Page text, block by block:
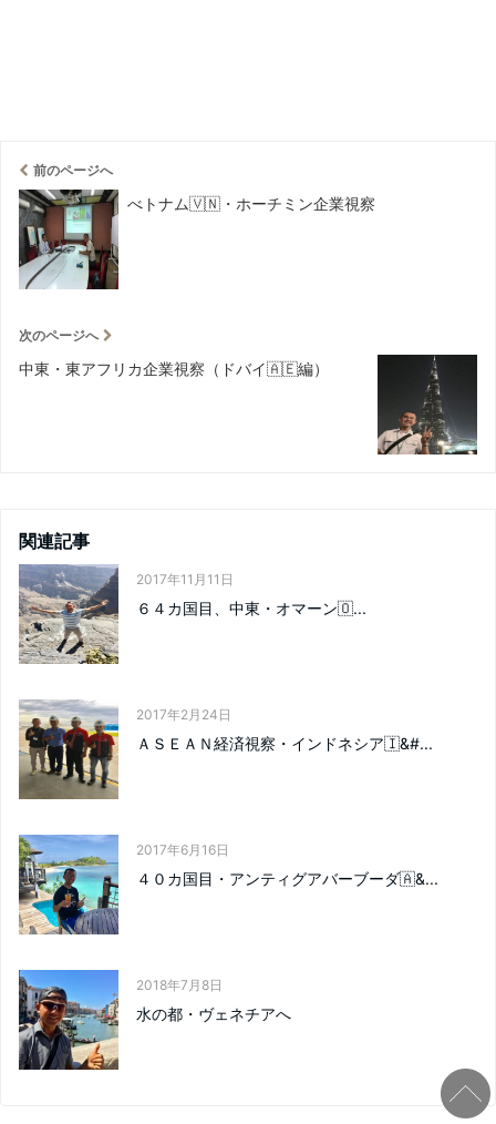
前のページへ
べトナム🇻🇳・ホーチミン企業視察
次のページへ
中東・東アフリカ企業視察（ドバイ🇦🇪編）
関連記事
2017年11月11日
６４カ国目、中東・オマーン🇴...
2017年2月24日
ＡＳＥＡＮ経済視察・インドネシア🇮&#...
2017年6月16日
４０カ国目・アンティグアバーブーダ🇦&...
2018年7月8日
水の都・ヴェネチアへ